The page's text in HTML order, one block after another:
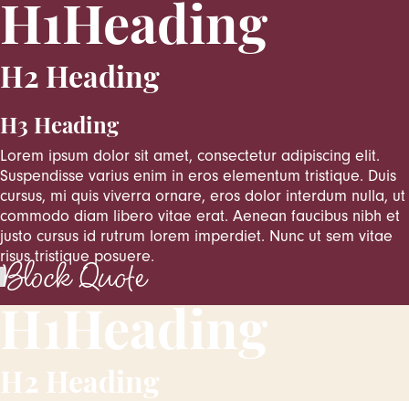
H1Heading
H2 Heading
H3 Heading
Lorem ipsum dolor sit amet, consectetur adipiscing elit.
Suspendisse varius enim in eros elementum tristique. Duis
cursus, mi quis viverra ornare, eros dolor interdum nulla, ut
commodo diam libero vitae erat. Aenean faucibus nibh et
justo cursus id rutrum lorem imperdiet. Nunc ut sem vitae
risus tristique posuere.
Block Quote
H1Heading
H2 Heading